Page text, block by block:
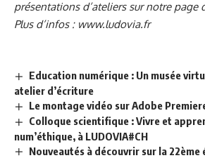
présentations d’ateliers surnotre page
Plus d’infos : www.ludovia.fr
Education numérique : Un musée
atelier d’écriture
Le montage vidéo sur Adobe
Colloque scientifique : Vivre et
num’éthique, à LUDOVIA#CH
Nouveautés à découvrir sur la 22ème